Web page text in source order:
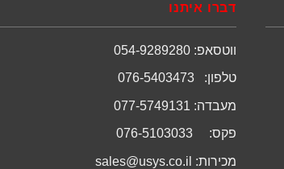
דברו איתנו
ווטסאפ: 054-9289280
טלפון: 076-5403473
מעבדה: 077-5749131
פקס: 076-5103033
מכירות: sales@usys.co.il